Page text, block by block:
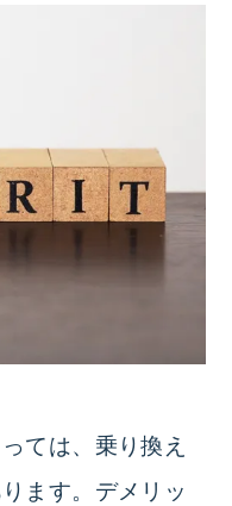
ては、乗り換え
ます。デメリッ